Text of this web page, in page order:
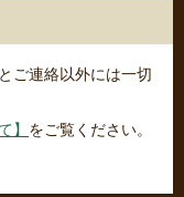
ご連絡以外には一切
】 をご覧ください。